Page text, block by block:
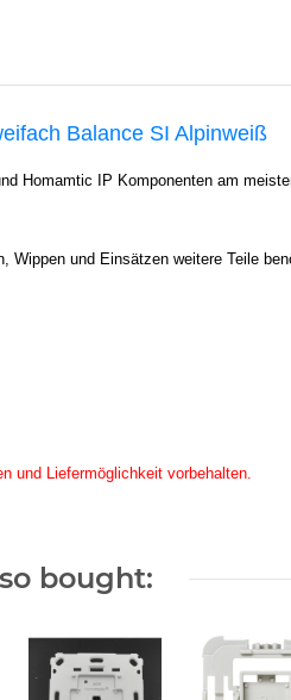
Balance SI Alpinweiß
Homamtic IP Komponenten am
und Einsätzen weitere Teile
und Liefermöglichkeit vorbehalten.
bought: